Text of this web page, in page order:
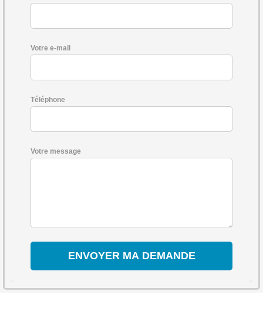
Votre e-mail
Téléphone
Votre message